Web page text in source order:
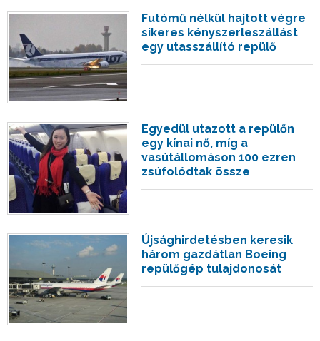
Futómű nélkül hajtott végre
sikeres kényszerleszállást
egy utasszállító repülő
Egyedül utazott a repülőn
egy kínai nő, míg a
vasútállomáson 100 ezren
zsúfolódtak össze
Újsághirdetésben keresik
három gazdátlan Boeing
repülőgép tulajdonosát